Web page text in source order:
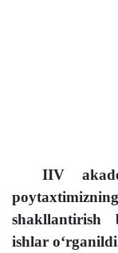
IIV
shakllantirish
ishlar